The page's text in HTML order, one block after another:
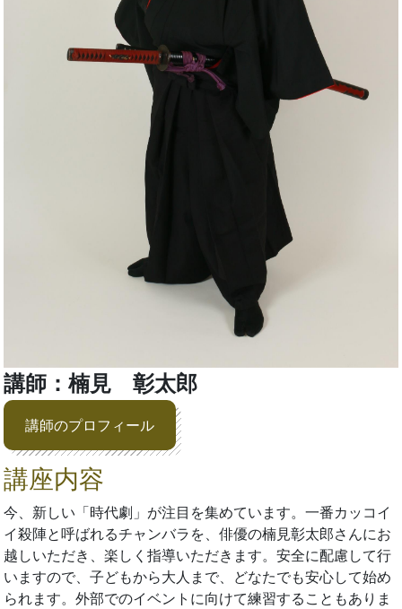
講師：楠見 彰太郎
講師のプロフィール
講座内容
今、新しい「時代劇」が注目を集めています。一番カッコイ
イ殺陣と呼ばれるチャンバラを、俳優の楠見彰太郎さんにお
越しいただき、楽しく指導いただきます。安全に配慮して行
いますので、子どもから大人まで、どなたでも安心して始め
られます。外部でのイベントに向けて練習することもありま